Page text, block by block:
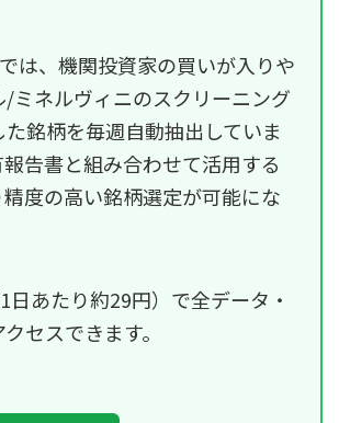
は、機関投資家の買いが入りや
/ミネルヴィニのスクリーニング
銘柄を毎週自動抽出していま
告書と組み合わせて活用する
精度の高い銘柄選定が可能にな
日あたり約29円）で全データ・
セスできます。